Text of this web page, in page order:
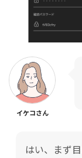
イケコさん
はい、まず